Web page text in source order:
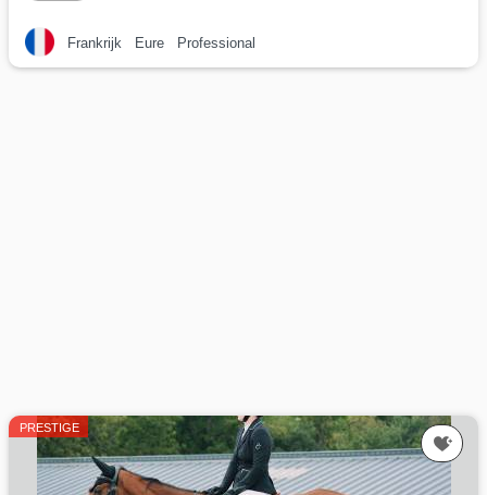
Frankrijk Eure Professional
PRESTIGE